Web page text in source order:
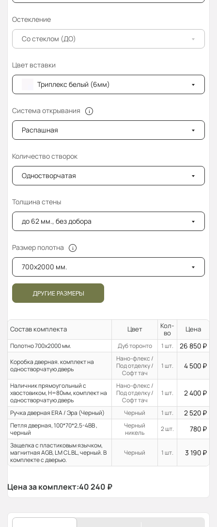
Остекление
Со стеклом (ДО)
Цвет вставки
Триплекс белый (6мм)
Система открывания
Распашная
Количество створок
Одностворчатая
Толщина стены
до 62 мм., без добора
Размер полотна
700x2000 мм.
ДРУГИЕ РАЗМЕРЫ
Состав комплекта Цвет
Кол-
во
Цена
Полотно 700x2000 мм. Дуб торонто 1 шт. 26 850 ₽
Коробка дверная. комплект на
одностворчатую дверь
Нано-флекс /
Под отделку /
Софт тач
1 шт. 4 500 ₽
Наличник прямоугольный с
хвостовиком, H=80мм, комплект на
одностворчатую дверь
Нано-флекс /
Под отделку /
Софт тач
1 шт. 2 400 ₽
Ручка дверная ERA / Эра (Черный) Черный 1 шт. 2 520 ₽
Петля дверная, 100*70*2,5-4ВВ ,
черный
Черный
никель
2 шт. 780 ₽
Защелка с пластиковым язычком,
магнитная AGB, LM CL BL, черный. В
комплекте с дверью.
Черный 1 шт. 3 190 ₽
Цена за комплект:40 240 ₽